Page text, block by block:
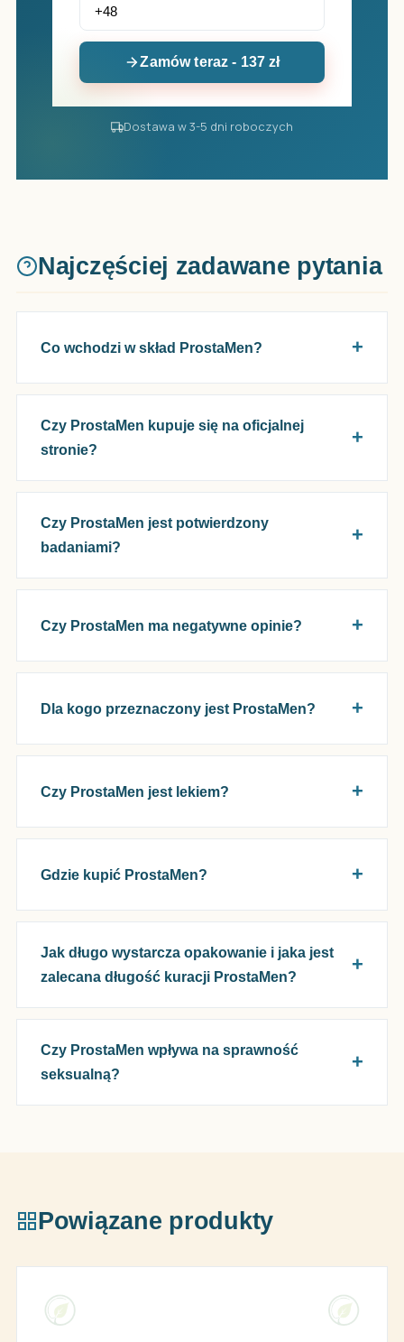
Zamów teraz - 137 zł
Dostawa w 3-5 dni roboczych
Najczęściej zadawane pytania
Co wchodzi w skład ProstaMen?
Czy ProstaMen kupuje się na oficjalnej
stronie?
Czy ProstaMen jest potwierdzony
badaniami?
Czy ProstaMen ma negatywne opinie?
Dla kogo przeznaczony jest ProstaMen?
Czy ProstaMen jest lekiem?
Gdzie kupić ProstaMen?
Jak długo wystarcza opakowanie i jaka jest
zalecana długość kuracji ProstaMen?
Czy ProstaMen wpływa na sprawność
seksualną?
Powiązane produkty